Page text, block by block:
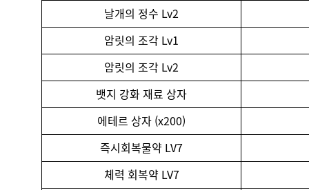
날개의 정수 Lv2
암릿의 조각 Lv1
암릿의 조각 Lv2
뱃지 강화 재료 상자
에테르 상자 (x200)
즉시회복물약 LV7
체력 회복약 LV7